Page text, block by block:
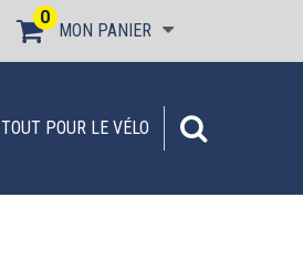
MON PANIER
0
TOUT POUR LE VÉLO